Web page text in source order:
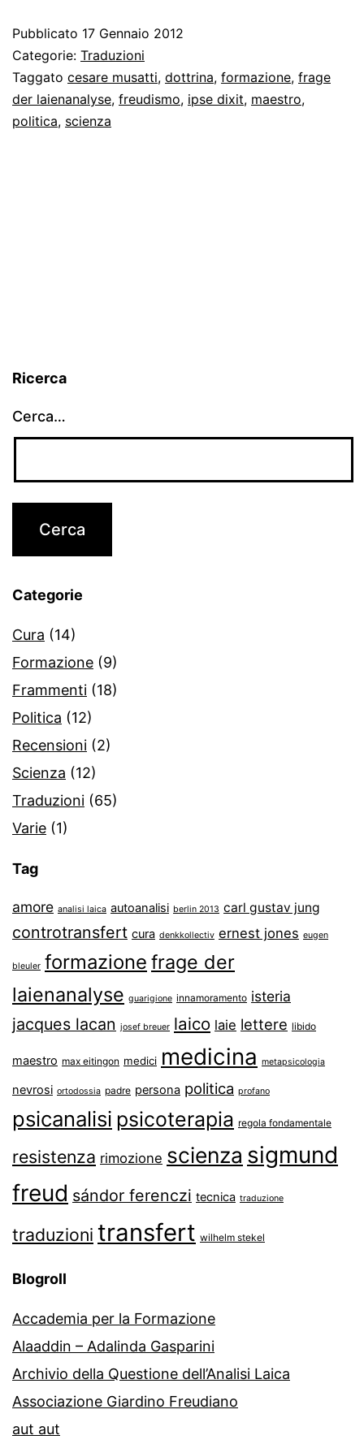
Pubblicato 17 Gennaio 2012
Categorie: Traduzioni
Taggato cesare musatti, dottrina, formazione, frage
der laienanalyse, freudismo, ipse dixit, maestro,
politica, scienza
Ricerca
Cerca…
Categorie
Cura (14)
Formazione (9)
Frammenti (18)
Politica (12)
Recensioni (2)
Scienza (12)
Traduzioni (65)
Varie (1)
Tag
amore analisi laica autoanalisi berlin 2013 carl gustav jung
controtransfert cura denkkollectiv ernest jones eugen
bleuler formazione frage der
laienanalyse guarigione innamoramento isteria
jacques lacan josef breuer laico laie lettere libido
maestro max eitingon medici medicina metapsicologia
nevrosi ortodossia padre persona politica profano
psicanalisi psicoterapia regola fondamentale
resistenza rimozione scienza sigmund
freud sándor ferenczi tecnica traduzione
traduzioni transfert wilhelm stekel
Blogroll
Accademia per la Formazione
Alaaddin – Adalinda Gasparini
Archivio della Questione dell’Analisi Laica
Associazione Giardino Freudiano
aut aut